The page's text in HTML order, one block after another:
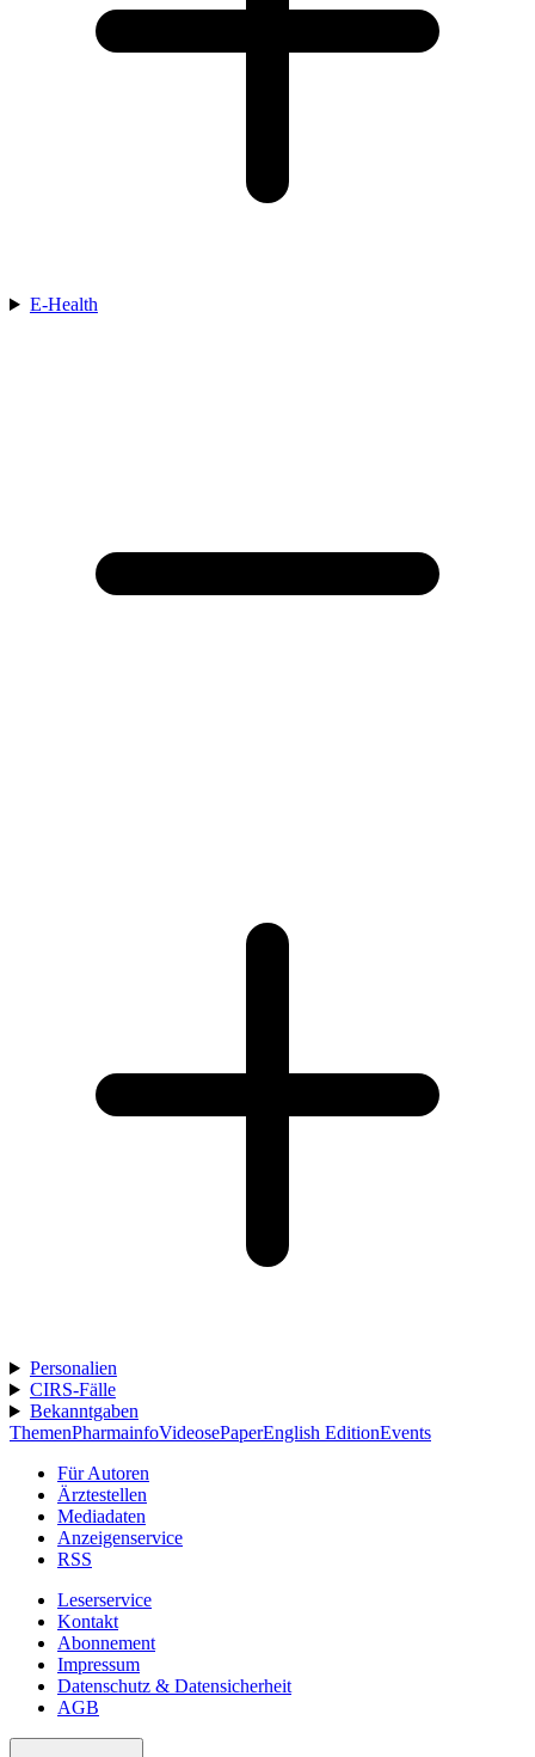
E-Health
Personalien
CIRS-Fälle
Bekanntgaben
ThemenPharmainfoVideosePaperEnglish EditionEvents
Für Autoren
Ärztestellen
Mediadaten
Anzeigenservice
RSS
Leserservice
Kontakt
Abonnement
Impressum
Datenschutz & Datensicherheit
AGB